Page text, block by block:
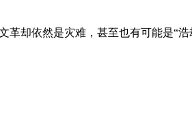
却依然是灾难，甚至也有可能是“